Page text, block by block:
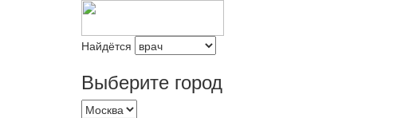
Найдётся
Выберите город